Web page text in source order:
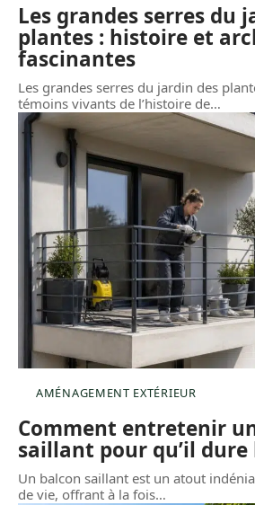
Les grandes serres du
plantes : histoire et
fascinantes
Les grandes serres du jardin des
témoins vivants de l’histoire de…
AMÉNAGEMENT EXTÉRIEUR
Comment entretenir
saillant pour qu’il
Un balcon saillant est un atout
de vie, offrant à la fois…